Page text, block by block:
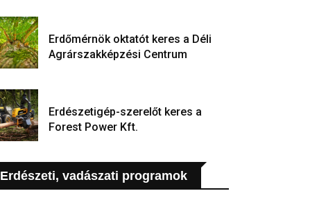
Erdőmérnök oktatót keres a Déli
Agrárszakképzési Centrum
Erdészetigép-szerelőt keres a
Forest Power Kft.
Erdészeti, vadászati programok